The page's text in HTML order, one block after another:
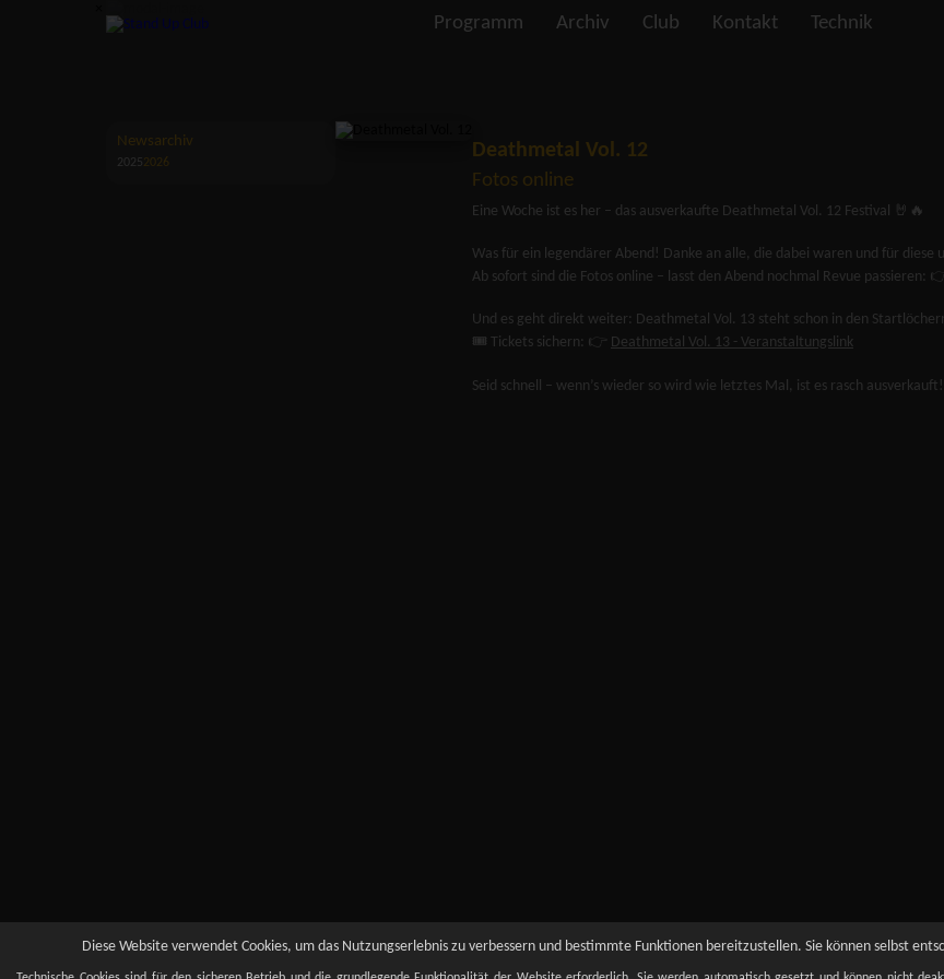
Programm Archiv Club Kontakt Technik
Newsarchiv
20252026
Deathmetal Vol. 12
Fotos online
Eine Woche ist es her – das ausverkaufte Deathmetal Vol. 12 Festival 🤘🔥
Was für ein legendärer Abend! Danke an alle, die dabei waren und für diese
Ab sofort sind die Fotos online – lasst den Abend nochmal Revue passieren: 👉
Und es geht direkt weiter: Deathmetal Vol. 13 steht schon in den
🎟️ Tickets sichern: 👉 Deathmetal Vol. 13 - Veranstaltungslink
Seid schnell – wenn’s wieder so wird wie letztes Mal, ist es rasch
Diese Website verwendet Cookies, um das Nutzungserlebnis zu verbessern und bestimmte Funktionen bereitzustellen. Sie können selbst